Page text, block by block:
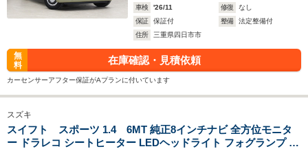
車検
'26/11 修復
なし
保証
保証付 整備
法定整備付
住所
三重県四日市市
無
料
在庫確認・見積依頼
カーセンサーアフター保証がAプランに付いています
スズキ
スイフト スポーツ 1.4 6MT 純正8インチナビ 全方位モニタ
ー ドラレコ シートヒーター LEDヘッドライト フォグランプ オ